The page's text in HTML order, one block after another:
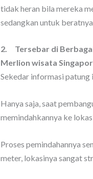
tidak heran bila mereka
sedangkan untuk
2. Tersebar di
Merlion wisata
Sekedar informasi patung
Hanya saja, saat
memindahkannya ke
Proses pemindahannya
meter, lokasinya sangat